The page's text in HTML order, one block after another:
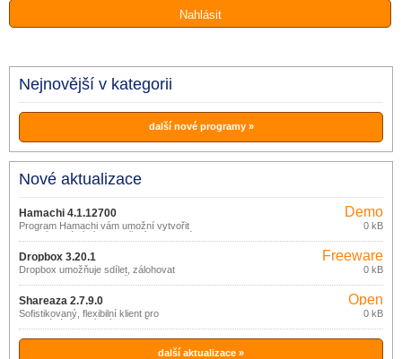
Nejnovější v kategorii
další nové programy »
Nové aktualizace
Hamachi 4.1.12700
Program Hamachi vám umožní vytvořit
vlastní virtuální síť. Vytvoření soukromé
sítě vás v používání internetu nijak
neovlivní. S aplikací Hamachi zdarma
vytvoříte VPN síť, ve které mohou
počítače mezi sebou komunikovat.
Demo
0 kB
Dropbox 3.20.1
Dropbox umožňuje sdílet, zálohovat
nebo synchronizovat vaše soubory
prostřednictvím online služby (zdarma
do 2GB dat).
Freeware
0 kB
Shareaza 2.7.9.0
Sofistikovaný, flexibilní klient pro
vyhledávání a sdílení souborů v P2P
sítích eDonkey2000, Gnutella, BitTorrent
a Gnutella2 (G2).
Open
source
(gpl)
0 kB
další aktualizace »